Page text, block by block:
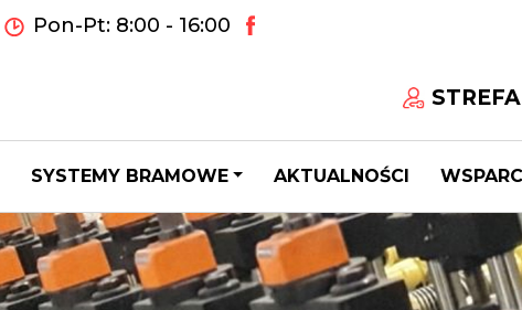
Pon-Pt: 8:00 - 16:00
SYSTEMY BRAMOWE AKTUALNOŚCI